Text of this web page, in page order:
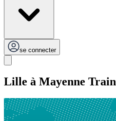
se connecter
Lille à Mayenne Train